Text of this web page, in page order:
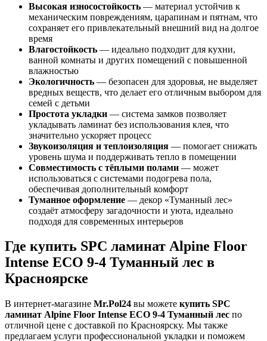
Высокая износостойкость — материал устойчив к
механическим повреждениям, царапинам и пятнам, что
сохраняет его привлекательный внешний вид на долгое
время
Влагостойкость — идеально подходит для кухни,
ванной комнаты и других помещений с повышенной
влажностью
Экологичность — безопасен для здоровья, не выделяет
вредных веществ, что делает его отличным выбором для
семей с детьми
Простота укладки — система замков позволяет
укладывать ламинат без использования клея, что
значительно ускоряет процесс
Звукоизоляция и теплоизоляция — помогает снижать
уровень шума и поддерживать тепло в помещении
Совместимость с тёплыми полами — может
использоваться с системами подогрева пола,
обеспечивая дополнительный комфорт
Туманное оформление — декор «Туманный лес»
создаёт атмосферу загадочности и уюта, идеально
подходя для современных интерьеров
Где купить SPC ламинат Alpine Floor
Intense ECO 9-4 Туманный лес в
Красноярске
В интернет-магазине Mr.Pol24 вы можете купить SPC
ламинат Alpine Floor Intense ECO 9-4 Туманный лес по
отличной цене с доставкой по Красноярску. Мы также
предлагаем услуги профессиональной укладки и поможем